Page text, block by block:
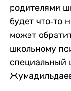
родителями
будет что-то
может
школьному
специальный